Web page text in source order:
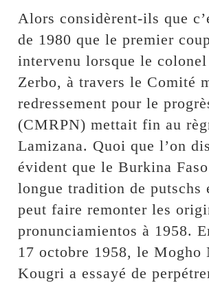
Alors considèrent-ils que
de 1980 que le premier
intervenu lorsque le colonel
Zerbo, à travers le Comité
redressement pour le
(CMRPN) mettait fin au
Lamizana. Quoi que l’on
évident que le Burkina
longue tradition de putschs
peut faire remonter les
pronunciamientos à 1958.
17 octobre 1958, le Mogho
Kougri a essayé de